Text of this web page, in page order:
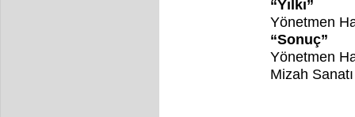
“Yılkı”
Yönetmen
“Sonuç”
Yönetmen
Mizah